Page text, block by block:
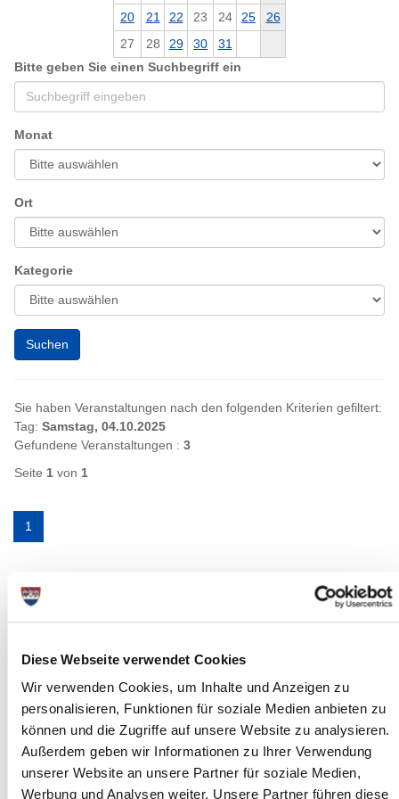
Diese Webseite verwendet Cookies
Wir verwenden Cookies, um Inhalte und Anzeigen zu
personalisieren, Funktionen für soziale Medien anbieten zu
können und die Zugriffe auf unsere Website zu analysieren.
Außerdem geben wir Informationen zu Ihrer Verwendung
unserer Website an unsere Partner für soziale Medien,
Werbung und Analysen weiter. Unsere Partner führen diese
20
21 22 23 24 25
26
27
28 29 30
31
Bitte geben Sie einen Suchbegriff ein
Monat
Ort
Kategorie
Sie haben Veranstaltungen nach den folgenden Kriterien gefiltert:
Tag: Samstag, 04.10.2025
Gefundene Veranstaltungen : 3
Seite 1 von 1
1